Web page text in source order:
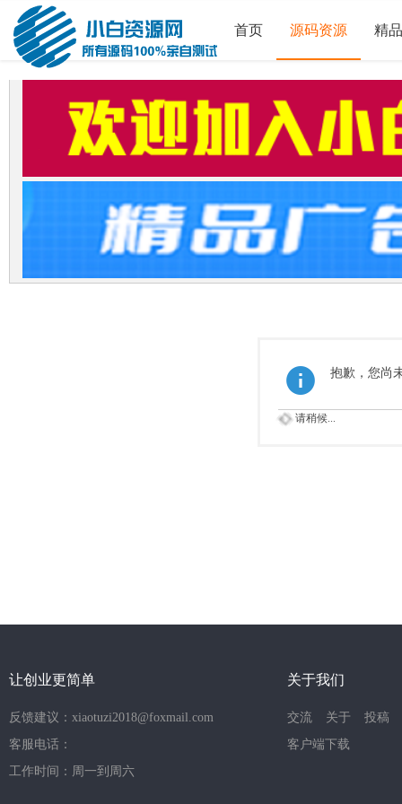
首页 源码资源 精
抱歉，您尚
请稍候...
让创业更简单
反馈建议：xiaotuzi2018@foxmail.com
客服电话：
工作时间：周一到周六
关于我们
交流 关于
投稿
客户端下载